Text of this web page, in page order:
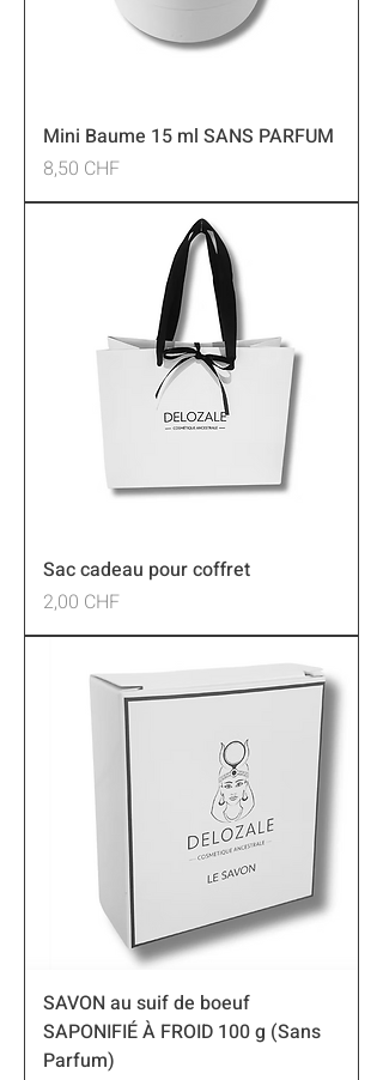
Mini Baume 15 ml SANS PARFUM
Preis
8,50 CHF
Sac cadeau pour coffret
Preis
2,00 CHF
SAVON au suif de boeuf
SAPONIFIÉ À FROID 100 g (Sans
Parfum)